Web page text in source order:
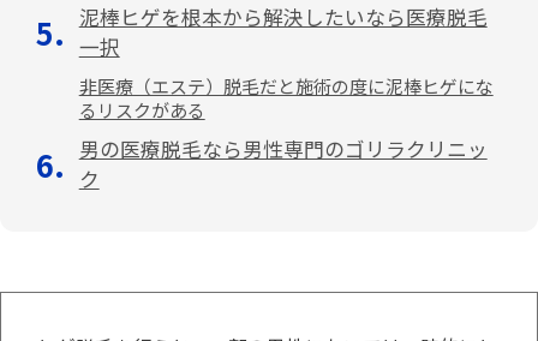
泥棒ヒゲを根本から解決したいなら医療脱毛
一択
非医療（エステ）脱毛だと施術の度に泥棒ヒゲにな
るリスクがある
男の医療脱毛なら男性専門のゴリラクリニッ
ク